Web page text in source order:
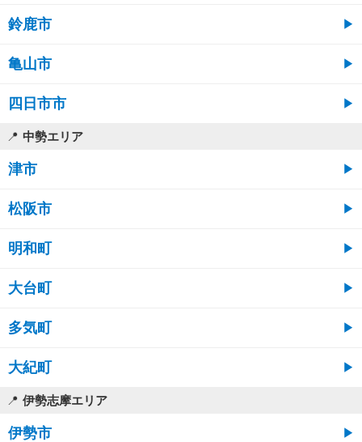
鈴鹿市
亀山市
四日市市
中勢エリア
津市
松阪市
明和町
大台町
多気町
大紀町
伊勢志摩エリア
伊勢市